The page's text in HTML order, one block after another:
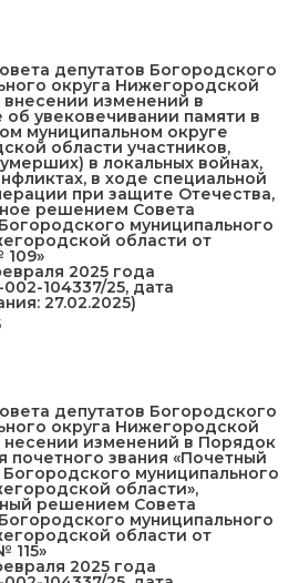
депутатов Богородского
округа Нижегородской
внесении изменений в
увековечивании памяти в
муниципальном округе
области участников,
в локальных войнах,
в ходе специальной
при защите Отечества,
решением Совета
муниципального
области от
109»
2025 года
104337/25, дата
27.02.2025)
депутатов Богородского
округа Нижегородской
несении изменений в Порядок
почетного звания «Почетный
муниципального
области»,
решением Совета
муниципального
области от
115»
2025 года